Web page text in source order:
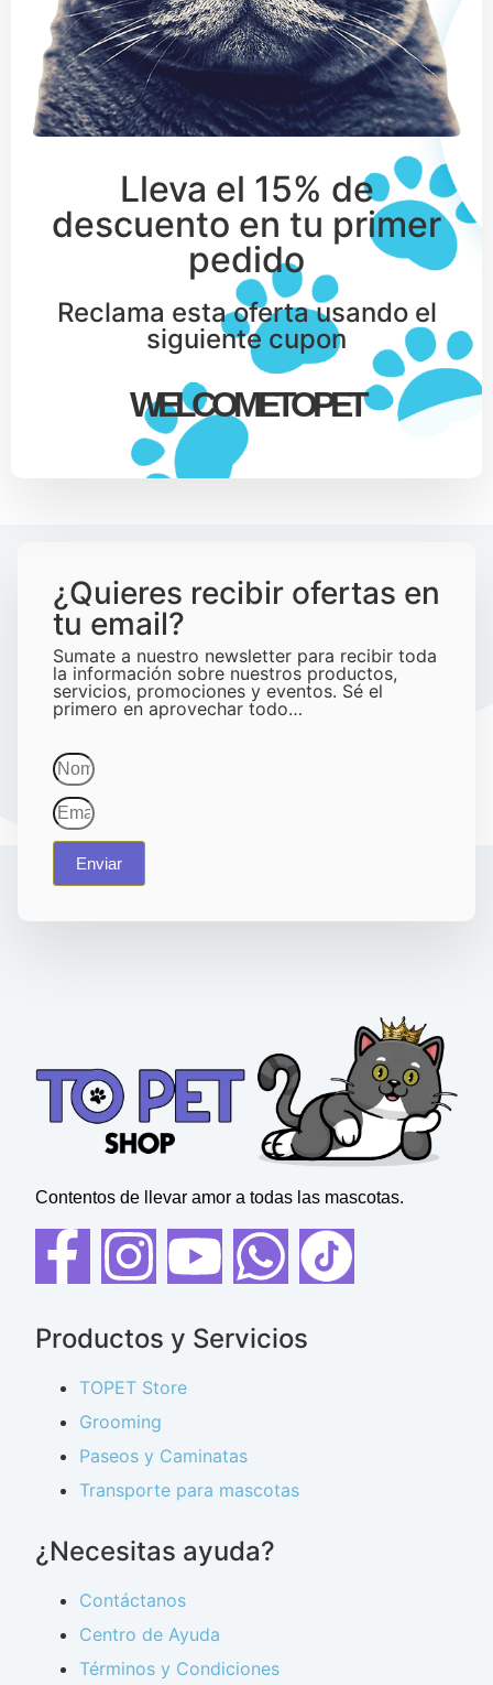
Lleva el 15% de
descuento en tu primer
pedido
Reclama esta oferta usando el
siguiente cupon
WELCOMETOPET
¿Quieres recibir ofertas en
tu email?
Sumate a nuestro newsletter para recibir toda
la información sobre nuestros productos,
servicios, promociones y eventos. Sé el
primero en aprovechar todo…
Enviar
Contentos de llevar amor a todas las mascotas.
Productos y Servicios
TOPET Store
Grooming
Paseos y Caminatas
Transporte para mascotas
¿Necesitas ayuda?
Contáctanos
Centro de Ayuda
Términos y Condiciones